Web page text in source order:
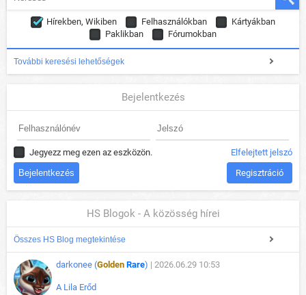
Hírekben, Wikiben Felhasználókban
Kártyákban
Paklikban
Fórumokban
További keresési lehetőségek
Bejelentkezés
Jegyezz meg ezen az eszközön. Elfelejtett jelszó
Regisztráció
HS Blogok - A közösség hírei
Összes HS Blog megtekintése
darkonee (Golden Rare) | 2026.06.29 10:53
A Lila Erőd